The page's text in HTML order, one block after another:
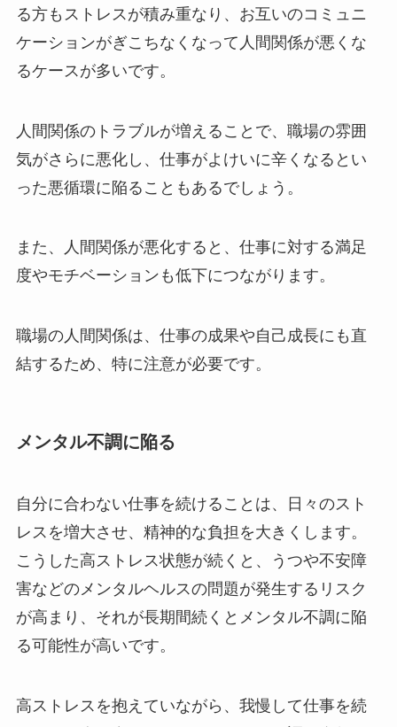
る方もストレスが積み重なり、お互いのコミュニ
ケーションがぎこちなくなって人間関係が悪くな
るケースが多いです。
人間関係のトラブルが増えることで、職場の雰囲
気がさらに悪化し、仕事がよけいに辛くなるとい
った悪循環に陥ることもあるでしょう。
また、人間関係が悪化すると、仕事に対する満足
度やモチベーションも低下につながります。
職場の人間関係は、仕事の成果や自己成長にも直
結するため、特に注意が必要です。
メンタル不調に陥る
自分に合わない仕事を続けることは、日々のスト
レスを増大させ、精神的な負担を大きくします。
こうした高ストレス状態が続くと、うつや不安障
害などのメンタルヘルスの問題が発生するリスク
が高まり、それが長期間続くとメンタル不調に陥
る可能性が高いです。
高ストレスを抱えていながら、我慢して仕事を続